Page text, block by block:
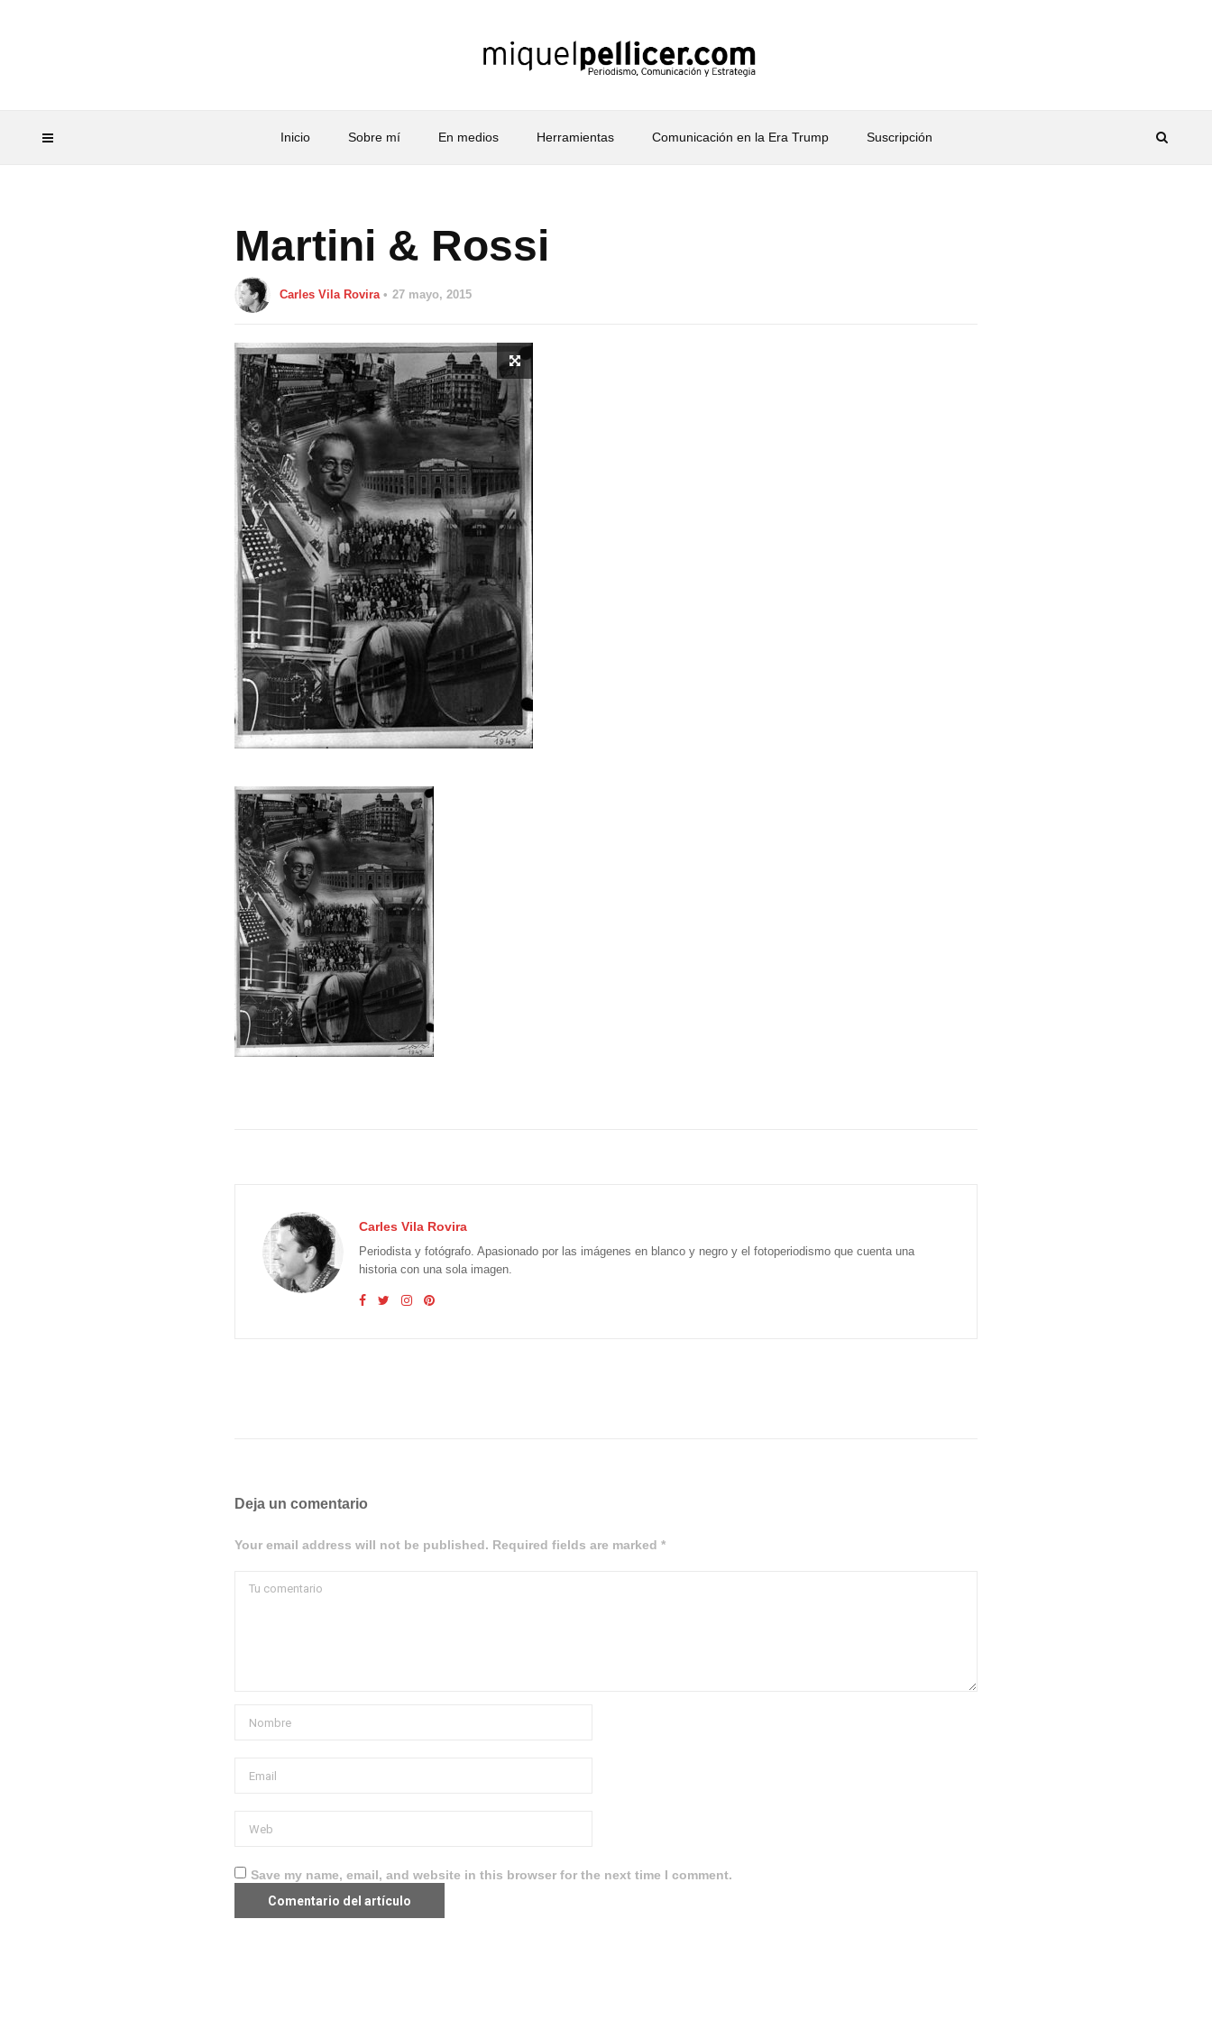
Inicio Sobre mí En medios Herramientas Comunicación en la Era Trump Suscripción
Martini & Rossi
Carles Vila Rovira 27 mayo, 2015
Carles Vila Rovira
Periodista y fotógrafo. Apasionado por las imágenes en blanco y negro y el fotoperiodismo que cuenta una
historia con una sola imagen.
Deja un comentario
Your email address will not be published. Required fields are marked *
Save my name, email, and website in this browser for the next time I comment.